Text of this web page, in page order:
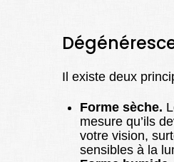
Il existe deux
Forme sèche.
mesure qu’ils
votre vision,
sensibles à la